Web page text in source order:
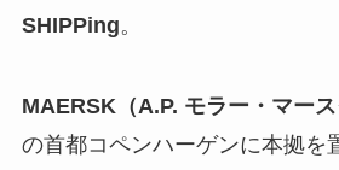
SHIPPing。
MAERSK（A.P. モラー・マース
の首都コペンハーゲンに本拠を